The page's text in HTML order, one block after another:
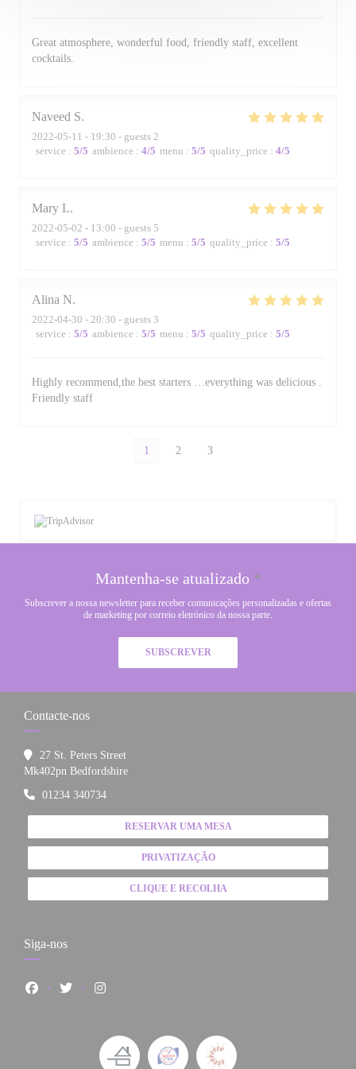
Great atmosphere, wonderful food, friendly staff, excellent
cocktails.
Naveed S
2022-05-11 - 19:30 - guests 2
service : 5/5 ambience : 4/5 menu : 5/5 quality_price : 4/5
Mary L
2022-05-02 - 13:00 - guests 5
service : 5/5 ambience : 5/5 menu : 5/5 quality_price : 5/5
Alina N
2022-04-30 - 20:30 - guests 3
service : 5/5 ambience : 5/5 menu : 5/5 quality_price : 5/5
Highly recommend,the best starters …everything was delicious .
Friendly staff
1 2 3
Mantenha-se atualizado *
Subscrever a nossa newsletter para receber comunicações personalizadas e ofertas
de marketing por correio eletrónico da nossa parte.
SUBSCREVER
Contacte-nos
27 St. Peters Street
Mk402pn Bedfordshire((abre numa nova janela))
01234 340734
RESERVAR UMA MESA
PRIVATIZAÇÃO
CLIQUE E RECOLHA
Siga-nos
Facebook ((abre numa nova janela))
Twitter ((abre numa nova janela))
Instagram ((abre numa nova janela))